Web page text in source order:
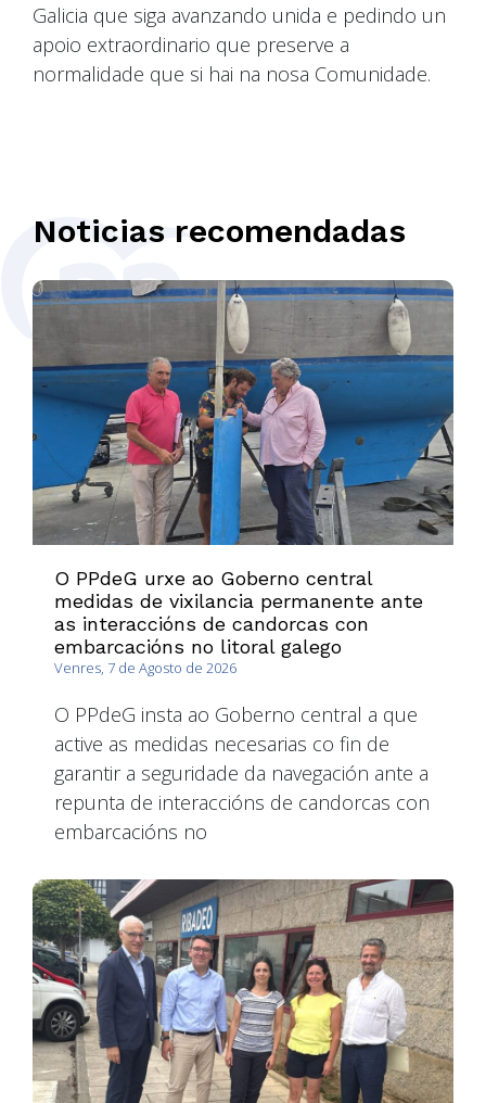
Galicia que siga avanzando unida e pedindo un
apoio extraordinario que preserve a
normalidade que si hai na nosa Comunidade.
Noticias recomendadas
O PPdeG urxe ao Goberno central
medidas de vixilancia permanente ante
as interaccións de candorcas con
embarcacións no litoral galego
Venres, 7 de Agosto de 2026
O PPdeG insta ao Goberno central a que
active as medidas necesarias co fin de
garantir a seguridade da navegación ante a
repunta de interaccións de candorcas con
embarcacións no